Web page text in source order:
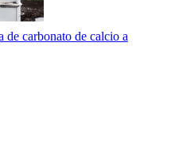
de carbonato de calcio a